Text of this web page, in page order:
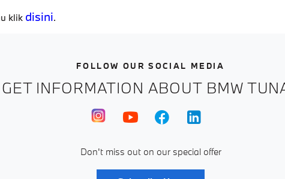
klik disini.
FOLLOW OUR SOCIAL MEDIA
GET INFORMATION ABOUT BMW
Don't miss out on our special offer